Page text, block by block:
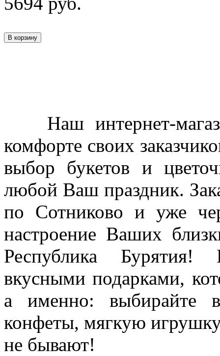
Наш интернет-
комфорте своих
выбор букетов и
любой Ваш праздник.
по Сотниково и уже
настроение Ваших
Республика
вкусными подарками,
а именно: выбирайте
конфеты, мягкую
не бывают!